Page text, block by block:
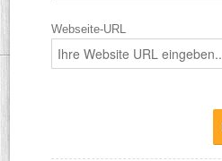
Webseite-URL